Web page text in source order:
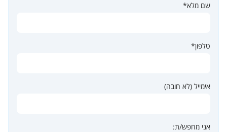
שם מלא*
טלפון*
אימייל (לא חובה)
אני מחפש/ת: